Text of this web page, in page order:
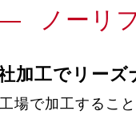
ノーリ
加工でリーズ
場で加工するこ